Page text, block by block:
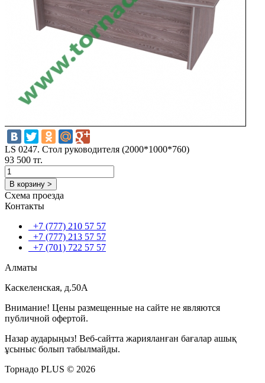
LS 0247. Стол руководителя (2000*1000*760)
93 500 тг.
В корзину >
Схема проезда
Контакты
+7 (777) 210 57 57
+7 (777) 213 57 57
+7 (701) 722 57 57
Алматы
Каскеленская, д.50А
Внимание! Цены размещенные на сайте не являются
публичной офертой.
Назар аударыңыз! Веб-сайтта жарияланған бағалар ашық
ұсыныс болып табылмайды.
Торнадо PLUS © 2026